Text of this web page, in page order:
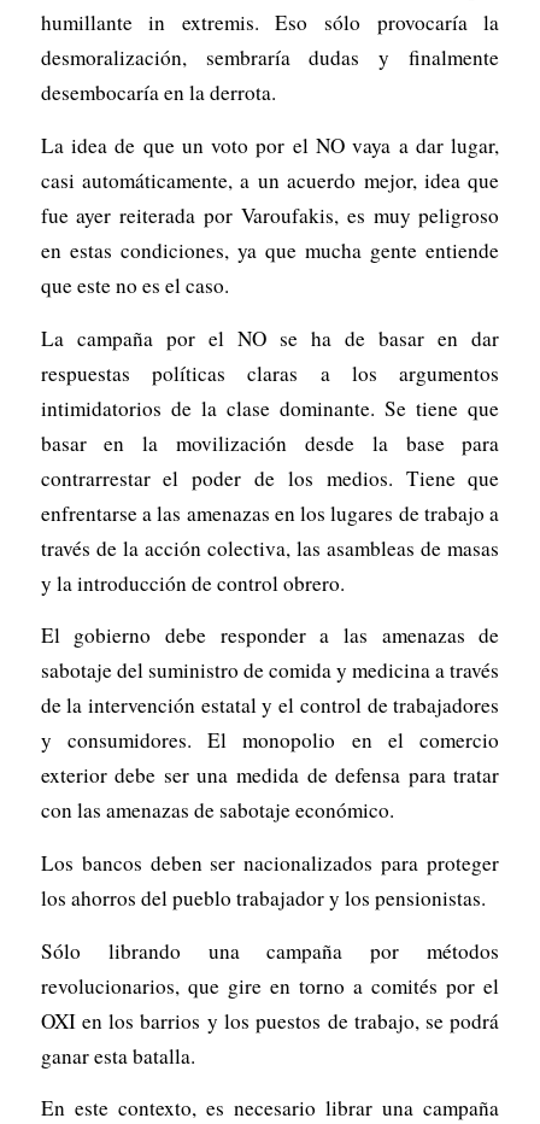
humillante in extremis. Eso sólo provocaría la
desmoralización, sembraría dudas y finalmente
desembocaría en la derrota.
La idea de que un voto por el NO vaya a dar lugar,
casi automáticamente, a un acuerdo mejor, idea que
fue ayer reiterada por Varoufakis, es muy peligroso
en estas condiciones, ya que mucha gente entiende
que este no es el caso.
La campaña por el NO se ha de basar en dar
respuestas políticas claras a los argumentos
intimidatorios de la clase dominante. Se tiene que
basar en la movilización desde la base para
contrarrestar el poder de los medios. Tiene que
enfrentarse a las amenazas en los lugares de trabajo a
través de la acción colectiva, las asambleas de masas
y la introducción de control obrero.
El gobierno debe responder a las amenazas de
sabotaje del suministro de comida y medicina a través
de la intervención estatal y el control de trabajadores
y consumidores. El monopolio en el comercio
exterior debe ser una medida de defensa para tratar
con las amenazas de sabotaje económico.
Los bancos deben ser nacionalizados para proteger
los ahorros del pueblo trabajador y los pensionistas.
Sólo librando una campaña por métodos
revolucionarios, que gire en torno a comités por el
OXI en los barrios y los puestos de trabajo, se podrá
ganar esta batalla.
En este contexto, es necesario librar una campaña